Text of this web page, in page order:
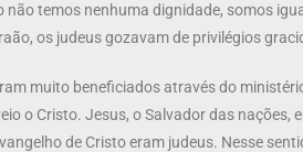
não temos nenhuma dignidade, somos
os judeus gozavam de privilégios
muito beneficiados através do
o Cristo. Jesus, o Salvador das
de Cristo eram judeus. Nesse